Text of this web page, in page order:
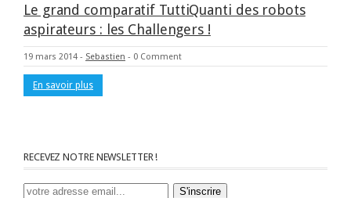
Le grand comparatif TuttiQuanti des robots
aspirateurs : les Challengers !
19 mars 2014 - Sebastien - 0 Comment
En savoir plus
RECEVEZ NOTRE NEWSLETTER !